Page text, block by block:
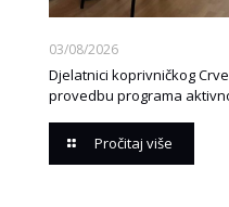
03/08/2026
Djelatnici koprivničkog
provedbu programa
Pročitaj više